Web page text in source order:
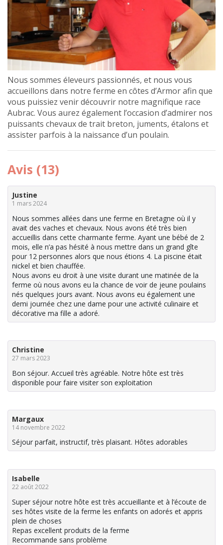
Nous sommes éleveurs passionnés, et nous vous
accueillons dans notre ferme en côtes d’Armor afin que
vous puissiez venir découvrir notre magnifique race
Aubrac. Vous aurez également l’occasion d’admirer nos
puissants chevaux de trait breton, juments, étalons et
assister parfois à la naissance d’un poulain.
Avis (13)
Justine
1 mars 2024
Nous sommes allées dans une ferme en Bretagne où il y
avait des vaches et chevaux. Nous avons été très bien
accueillis dans cette charmante ferme. Ayant une bébé de 2
mois, elle n’a pas hésité à nous mettre dans un grand gîte
pour 12 personnes alors que nous étions 4. La piscine était
nickel et bien chauffée.
Nous avons eu droit à une visite durant une matinée de la
ferme où nous avons eu la chance de voir de jeune poulains
nés quelques jours avant. Nous avons eu également une
demi journée chez une dame pour une activité culinaire et
décorative ma fille a adoré.
Christine
27 mars 2023
Bon séjour. Accueil très agréable. Notre hôte est très
disponible pour faire visiter son exploitation
Margaux
14 novembre 2022
Séjour parfait, instructif, très plaisant. Hôtes adorables
Isabelle
22 août 2022
Super séjour notre hôte est très accueillante et à l’écoute de
ses hôtes visite de la ferme les enfants on adorés et appris
plein de choses
Repas excellent produits de la ferme
Recommande sans problème